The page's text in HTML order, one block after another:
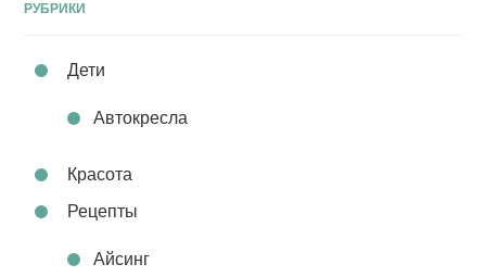
РУБРИКИ
Дети
Автокресла
Красота
Рецепты
Айсинг